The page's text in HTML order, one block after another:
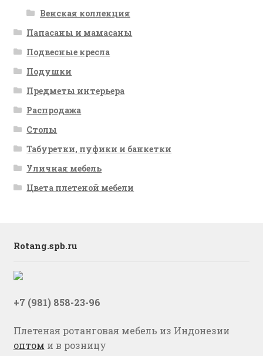
Венская коллекция
Папасаны и мамасаны
Подвесные кресла
Подушки
Предметы интерьера
Распродажа
Столы
Табуретки, пуфики и банкетки
Уличная мебель
Цвета плетеной мебели
Rotang.spb.ru
+7 (981) 858-23-96
Плетеная ротанговая мебель из Индонезии
оптом и в розницу